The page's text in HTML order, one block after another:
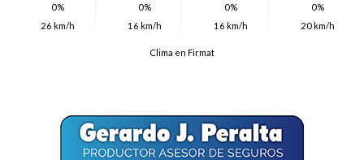
0%
26 km/h
0%
16 km/h
0%
16 km/h
0%
20 km/h
Clima en Firmat